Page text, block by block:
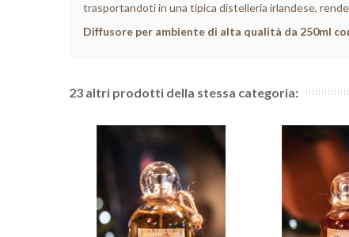
trasportandoti in una tipica distelleria irlandese,
Diffusore per ambiente di alta qualità da 250ml
23 altri prodotti della stessa categoria: